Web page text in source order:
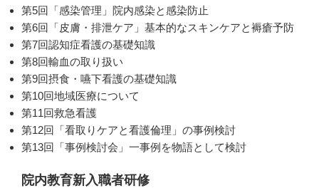
第5回「感染管理」院内感染と感染防止
第6回「皮膚・排泄ケア」基本的なスキンケアと褥瘡予防
第7回認知症看護の基礎知識
第8回輸血の取り扱い
第9回摂食・嚥下看護の基礎知識
第10回地域医療について
第11回救急看護
第12回「看取りケアと看護倫理」の事例検討
第13回「事例検討会」一事例を物語として検討
院内教育新入職者研修